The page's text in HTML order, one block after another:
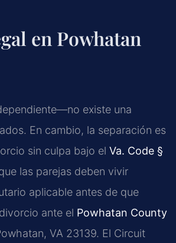
en Powhatan
existe una
En cambio, la separación es
sin culpa bajo el Va. Code §
las parejas deben vivir
aplicable antes de que
ante el Powhatan County
VA 23139. El Circuit